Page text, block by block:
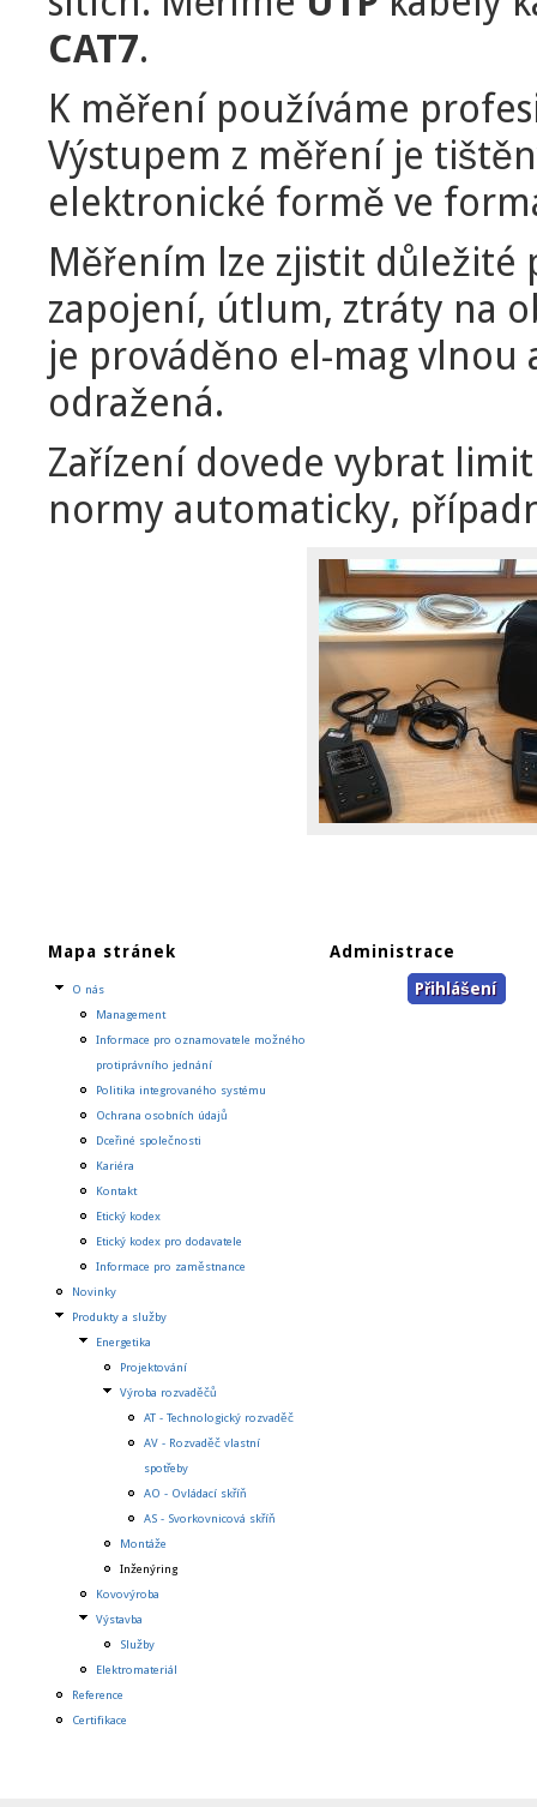
CAT7.
K měření používáme
Výstupem z měření je
elektronické formě ve
Měřením lze zjistit důležité
zapojení, útlum, ztráty na
je prováděno el-mag vlnou
odražená.
Zařízení dovede vybrat
normy automaticky,
Mapa stránek
O nás
Management
Informace pro oznamovatele možného
protiprávního jednání
Politika integrovaného systému
Ochrana osobních údajů
Dceřiné společnosti
Kariéra
Kontakt
Etický kodex
Etický kodex pro dodavatele
Informace pro zaměstnance
Novinky
Produkty a služby
Energetika
Projektování
Výroba rozvaděčů
AT - Technologický rozvaděč
AV - Rozvaděč vlastní
spotřeby
AO - Ovládací skříň
AS - Svorkovnicová skříň
Montáže
Inženýring
Kovovýroba
Výstavba
Služby
Elektromateriál
Reference
Certifikace
Administrace
Přihlášení